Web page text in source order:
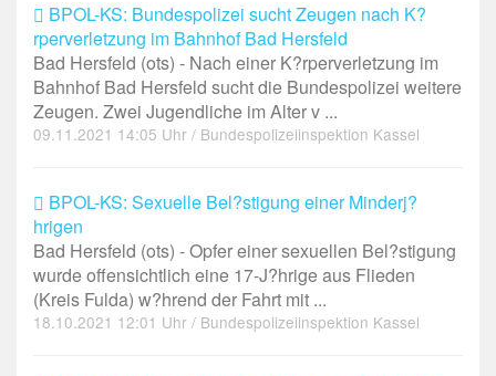
BPOL-KS: Bundespolizei sucht Zeugen nach K?
rperverletzung im Bahnhof Bad Hersfeld
Bad Hersfeld (ots) - Nach einer K?rperverletzung im
Bahnhof Bad Hersfeld sucht die Bundespolizei weitere
Zeugen. Zwei Jugendliche im Alter v ...
09.11.2021 14:05 Uhr / Bundespolizeiinspektion Kassel
BPOL-KS: Sexuelle Bel?stigung einer Minderj?
hrigen
Bad Hersfeld (ots) - Opfer einer sexuellen Bel?stigung
wurde offensichtlich eine 17-J?hrige aus Flieden
(Kreis Fulda) w?hrend der Fahrt mit ...
18.10.2021 12:01 Uhr / Bundespolizeiinspektion Kassel